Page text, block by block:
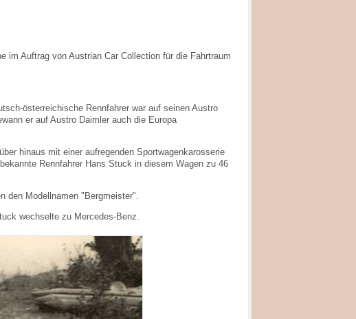
im Auftrag von Austrian Car Collection für die Fahrtraum
österreichische Rennfahrer war auf seinen Austro
er auf Austro Daimler auch die Europa
hinaus mit einer aufregenden Sportwagenkarosserie
Rennfahrer Hans Stuck in diesem Wagen zu 46
den Modellnamen "Bergmeister".
wechselte zu Mercedes-Benz.